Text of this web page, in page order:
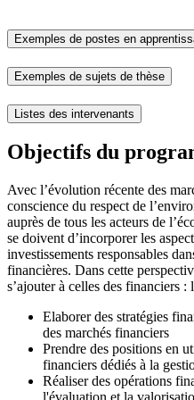
Exemples de postes en
Exemples de sujets de thèse
Listes des intervenants
Objectifs du
Avec l’évolution récente des
conscience du respect de
auprès de tous les acteurs de
se doivent d’incorporer les
investissements responsables
financières. Dans cette
s’ajouter à celles des financiers :
Elaborer des stratégies
des marchés financiers
Prendre des positions en
financiers dédiés à la
Réaliser des opérations